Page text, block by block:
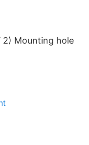
2) Mounting hole